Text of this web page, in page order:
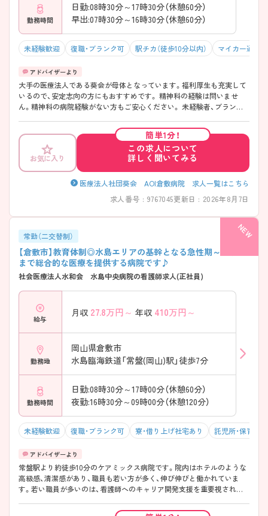
勤務時間
日勤:08時30分～17時30分（休憩60分）
早出:07時30分～16時30分（休憩60分）
未経験歓迎 復職・ブランク可 駅チカ（徒歩10分以内） マイカー通勤
大手の医療法人である葵会が母体となっています。福利厚生も充実して
いるので、安定志向の方にもおすすめです。 精神科の経験は問いませ
ん。精神科の病院経験がない方もご安心ください。 未経験者、ブランク
一般病棟では身体合併症の治療にも対応しており、精神科と内科の入院
患者様がいらっしゃるのが特徴です。まずはお気軽にお問い合わせくだ
お気に入り
簡単1分！
この求人について
詳しく聞いてみる
医療法人社団葵会 AOI倉敷病院 求人一覧はこちら
求人番号 : 9767045更新日 : 2026年8月7日
常勤（二交替制）
【倉敷市】教育体制◎水島エリアの基幹となる急性期～回復期
まで総合的な医療を提供する病院です♪
社会医療法人水和会 水島中央病院の看護師求人(正社員)
給与
月収 27.8万円～ 年収 410万円～
勤務地
岡山県倉敷市
水島臨海鉄道「常盤(岡山)駅」徒歩7分
勤務時間
日勤:08時30分～17時00分（休憩60分）
夜勤:16時30分～09時00分（休憩120分）
未経験歓迎 復職・ブランク可 寮・借り上げ社宅あり 託児所・保育支
常盤駅より約徒歩10分のケアミックス病院です。院内はホテルのような
高級感、清潔感があり、職員も若い方が多く、伸び伸びと働かれていま
す。若い職員が多いのは、看護師へのキャリア開発支援を重要視されて
続的に関わり、卒後3年以上の職員へは個人のキャリアアップ、組織での